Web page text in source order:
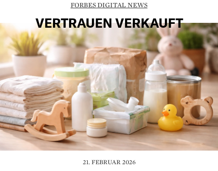
FORBES DIGITAL NEWS
VERTRAUEN VERKAUFT
21. FEBRUAR 2026